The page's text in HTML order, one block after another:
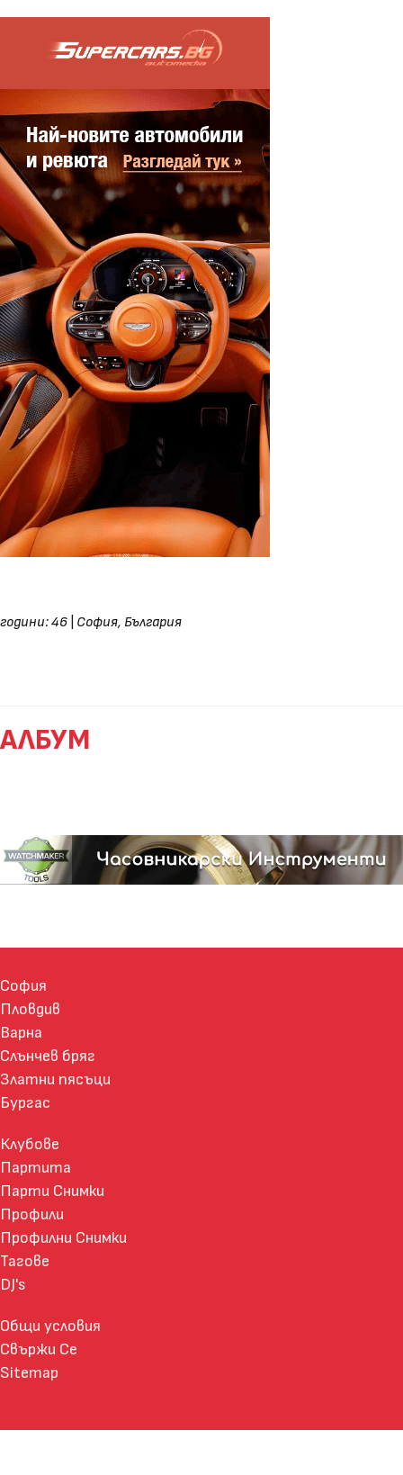
години: 46 София, България
АЛБУМ
София
Пловдив
Варна
Слънчев бряг
Златни пясъци
Бургас
Клубове
Партита
Парти Снимки
Профили
Профилни Снимки
Тагове
DJ's
Общи условия
Свържи Се
Sitemap